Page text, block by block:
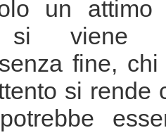
un
si viene
fine,
si rende